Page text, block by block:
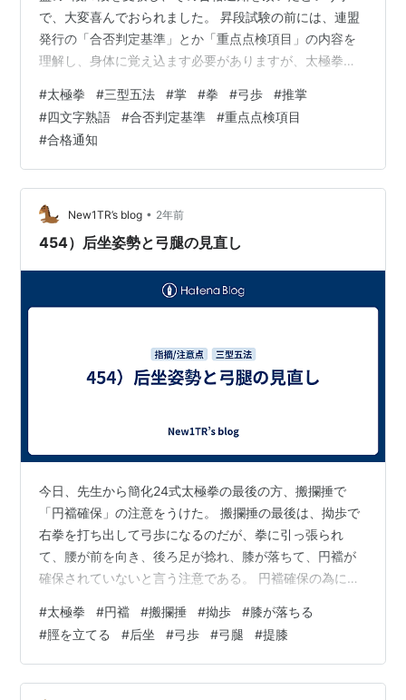
で、大変喜んでおられました。 昇段試験の前には、連盟
発行の「合否判定基準」とか「重点点検項目」の内容を
理解し、身体に覚え込ます必要がありますが、太極拳の
理解に苦労されていました。 昔は、初段にも1次試験が有
って、幾つかの套路動作の名称を漢字で覚えました。そ
の事が、後の2段/3段の昇段試験に際して「合否判定基
準」とか「重点点検項目」の内容を理解する助けになっ
た様に思います。 当時の1次試験の問題を調べてみると
①「三型五法」の三型とは何々で、五法…
#太極拳 #三型五法 #掌 #拳 #弓歩 #推掌
#四文字熟語 #合否判定基準 #重点点検項目
#合格通知
New1TR’s blog • 2年前
454）后坐姿勢と弓腿の見直し
今日、先生から簡化24式太極拳の最後の方、搬攔捶で
「円襠確保」の注意をうけた。 搬攔捶の最後は、拗歩で
右拳を打ち出して弓歩になるのだが、拳に引っ張られ
て、腰が前を向き、後ろ足が捻れ、膝が落ちて、円襠が
確保されていないと言う注意である。 円襠確保の為に
必要でした。 ①后坐時の、お尻の向きと、重心位置を正
しくして、後ろ足の脛を立て、提膝する。 ②拗歩の時
は、弓腿時、拳を打ち出し過ぎない。上体や腰を回し過
ぎない。 ③弓腿時、後ろ足を捻らない。後ろ膝を爪先方
#太極拳 #円襠 #搬攔捶 #拗歩 #膝が落ちる
#脛を立てる #后坐 #弓歩 #弓腿 #提膝